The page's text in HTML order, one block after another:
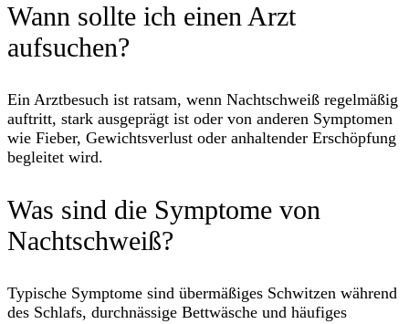
Wann sollte ich einen Arzt
aufsuchen?
Ein Arztbesuch ist ratsam, wenn Nachtschweiß regelmäßig
auftritt, stark ausgeprägt ist oder von anderen Symptomen
wie Fieber, Gewichtsverlust oder anhaltender Erschöpfung
begleitet wird.
Was sind die Symptome von
Nachtschweiß?
Typische Symptome sind übermäßiges Schwitzen während
des Schlafs, durchnässige Bettwäsche und häufiges